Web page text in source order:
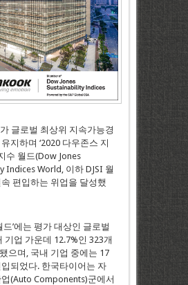
글로벌 최상위 지속가능경
지하며 ‘2020 다우존스 지
수 월드(Dow Jones
Indices World, 이하 DJSI 월
속 편입하는 위업을 달성했
드’에는 평가 대상인 글로벌
기업 가운데 12.7%인 323개
으며, 국내 기업 중에는 17
되었다. 한국타이어는 자
(Auto Components)군에서